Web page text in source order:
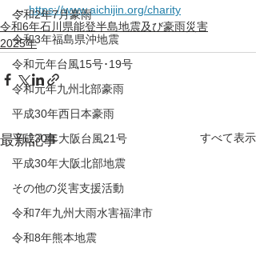
令和2年7月豪雨
令和3年福島県沖地震
令和元年台風15号･19号
令和元年九州北部豪雨
平成30年西日本豪雨
平成30年大阪台風21号
平成30年大阪北部地震
その他の災害支援活動
令和7年九州大雨水害福津市
令和8年熊本地震
→ https://www.aichijin.org/charity
令和6年石川県能登半島地震及び豪雨災害
2025年
最新記事 すべて表示